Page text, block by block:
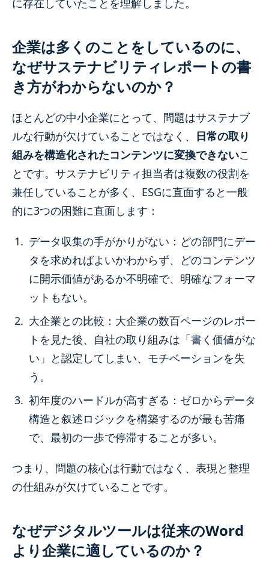
に存在していたことを理解しました。
企業は多くのことをしているのに、
なぜサステナビリティレポートの書
き方がわからないのか？
ほとんどの中小企業にとって、問題はサステナブ
ルな行動が欠けていることではなく、
日常の取り
組みを構造化されたコンテンツに変換できないこ
とです。サステナビリティ担当者は複数の役割を
兼任していることが多く、ESGに直面すると一般
的に3つの困難に直面します：
データ収集の手がかりがない：どの部門にデー
タを求めればよいかわからず、どのコンテンツ
に開示価値があるか不明確で、明確なフォーマ
ットもない。
大企業との比較：大企業の数百ページのレポー
トを見た後、自社の取り組みは「書く価値がな
い」と認定してしまい、モチベーションを失
う。
初年度のハードルが高すぎる：ゼロからデータ
構造と叙述ロジックを構築するのが最も苦痛
で、最初の一歩で停滞することが多い。
つまり、問題の核心は行動ではなく、表現と整理
の仕組みが欠けていることです。
なぜデジタルツールは従来のWord
より企業に適しているのか？